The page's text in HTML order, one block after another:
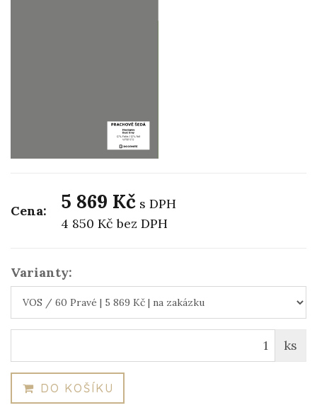
Cena: 5 869 Kč s DPH
4 850 Kčbez DPH
Varianty:
ks
DO KOŠÍKU